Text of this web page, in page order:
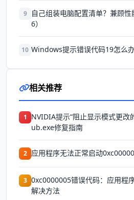
9
自己组装电脑配置清单？兼顾
6）
10 Windows提示错误代码19怎么
相关推荐
1
NVIDIA提示“阻止显示模式更改
ub.exe修复指南
2 应用程序无法正常启动
3 0xc0000005错误代码：应用程
解决方法